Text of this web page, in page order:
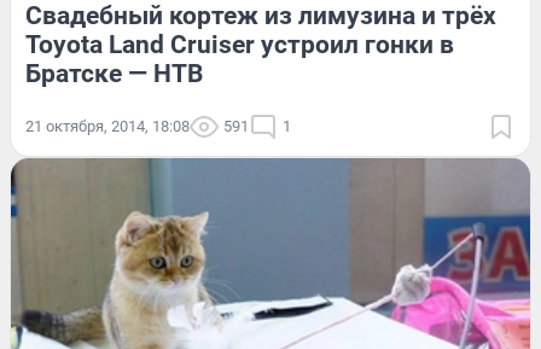
Свадебный кортеж из лимузина и трёх
Toyota Land Cruiser устроил гонки в
Братске — НТВ
21 октября, 2014, 18:08 591 1